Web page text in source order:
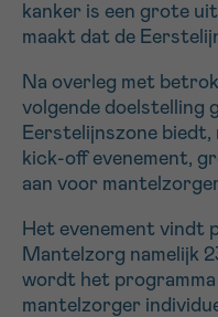
kanker is een grote
maakt dat de
Na overleg met
volgende doelstelling
Eerstelijnszone biedt,
kick-off evenement,
aan voor
Het evenement vindt
Mantelzorg namelijk
wordt het
mantelzorger